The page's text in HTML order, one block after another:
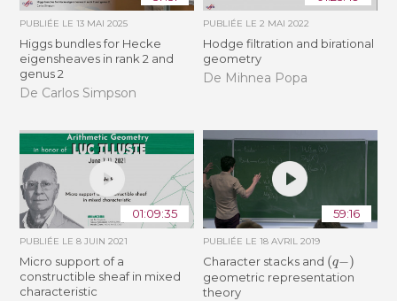
PUBLIÉE LE13 MAI 2025
Higgs bundles for Hecke
eigensheaves in rank 2 and
genus 2
De Carlos Simpson
PUBLIÉE LE 2 MAI 2022
Hodge filtration and birational
geometry
De Mihnea Popa
01:09:35
PUBLIÉE LE8 JUIN 2021
Micro support of a
constructible sheaf in mixed
characteristic
59:16
PUBLIÉE LE 18 AVRIL 2019
Character stacks and (q )
geometric representation
theory